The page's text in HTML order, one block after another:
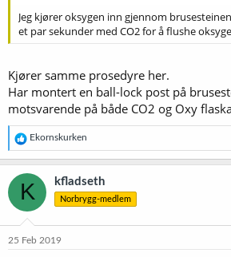
Jeg kjører oksygen inn gjennom
et par sekunder med CO2 for å flushe
Kjører samme prosedyre her.
Har montert en ball-lock post på
motsvarende på både CO2 og Oxy
R
e
a
k
s
j
o
e
Ekornskurken
K kfladseth
Norbrygg-medlem
25 Feb 2019